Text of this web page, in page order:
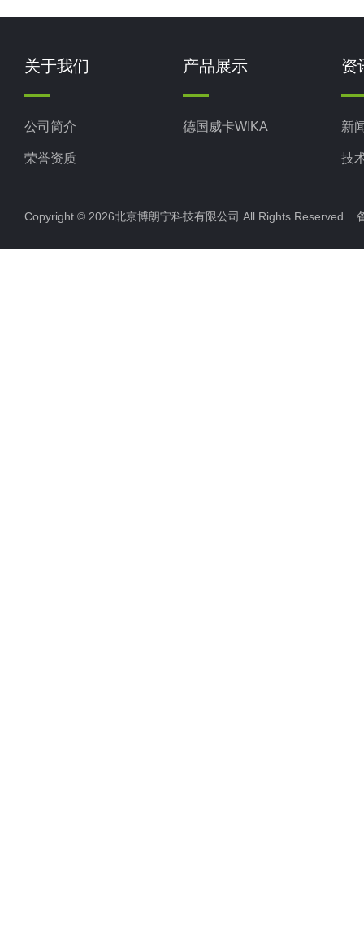
关于我们
公司简介
荣誉资质
产品展示
德国威卡WIKA
资
新
技
Copyright © 2026北京博朗宁科技有限公司 All Rights Reserved